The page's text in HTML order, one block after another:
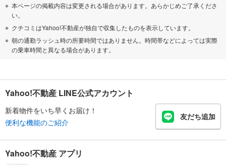
本ページの掲載内容は変更される場合があります。あらかじめご了承くださ
い。
クチコミはYahoo!不動産が独自で収集したものを表示しています。
朝の通勤ラッシュ時の所要時間ではありません。時間帯などによっては実際
の乗車時間と異なる場合があります。
Yahoo!不動産 LINE公式アカウント
新着物件をいち早くお届け！
便利な機能のご紹介
友だち追加
Yahoo!不動産 アプリ